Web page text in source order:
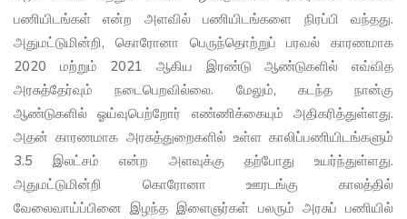
பணியிடங்கள் என்ற அளவில் பணியிடங்களை நிரப்பி வந்தது.
அதுமட்டுமின்றி, கொரோனா பெருந்தொற்றுப் பரவல் காரணமாக
2020 மற்றும் 2021 ஆகிய இரண்டு ஆண்டுகளில் எவ்வித
அரசுத்தேர்வும் நடைபெறவில்லை. மேலும், கடந்த நான்கு
ஆண்டுகளில் ஓய்வுபெற்றோர் எண்ணிக்கையும் அதிகரித்துள்ளது.
அதன் காரணமாக அரசுத்துறைகளில் உள்ள காலிப்பணியிடங்களும்
3.5 இலட்சம் என்ற அளவுக்கு தற்போது உயர்ந்துள்ளது.
அதுமட்டுமின்றி கொரோனா ஊரடங்கு காலத்தில்
வேலைவாய்ப்பினை இழந்த இளைஞர்கள் பலரும் அரசுப் பணியில்